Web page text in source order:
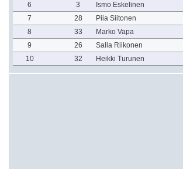
6
3
Ismo Eskelinen
7
28
Piia Siitonen
8
33
Marko Vapa
9
26
Salla Riikonen
10
32 Heikki Turunen